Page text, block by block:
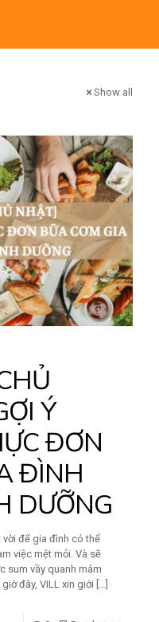
Show all
Ý
ĐƠN
ĐÌNH
DƯỠNG
vời để gia đình có thể
việc mệt mỏi. Và sẽ
sum vầy quanh mâm
đây, VILL xin giới